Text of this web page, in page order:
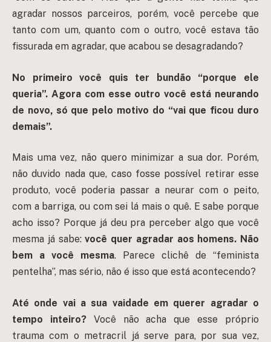
agradar nossos parceiros, porém, você percebe que
tanto com um, quanto com o outro, você estava tão
fissurada em agradar, que acabou se desagradando?
No primeiro você quis ter bundão “porque ele
queria”. Agora com esse outro você está neurando
de novo, só que pelo motivo do “vai que ficou duro
demais”.
Mais uma vez, não quero minimizar a sua dor. Porém,
não duvido nada que, caso fosse possível retirar esse
produto, você poderia passar a neurar com o peito,
com a barriga, ou com sei lá mais o quê. E sabe porque
acho isso? Porque já deu pra perceber algo que você
mesma já sabe:você quer agradar aos homens. Não
bem a você mesma. Parece clichê de “feminista
pentelha”, mas sério, não é isso que está acontecendo?
Até onde vai a sua vaidade em querer agradar o
tempo inteiro?Você não acha que esse próprio
trauma com o metracril já serve para, por sua vez,